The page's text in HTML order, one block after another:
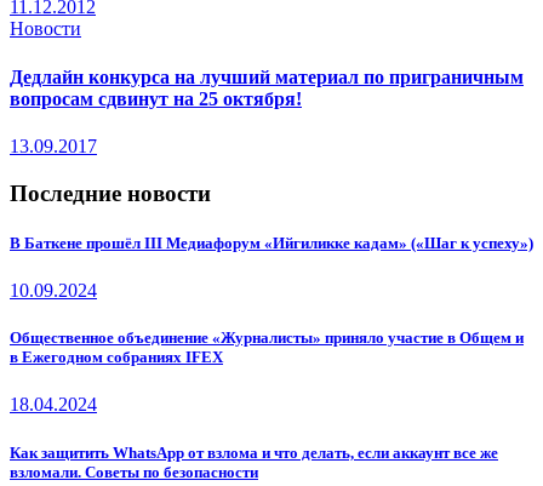
11.12.2012
Новости
Дедлайн конкурса на лучший материал по приграничным
вопросам сдвинут на 25 октября!
13.09.2017
Последние новости
В Баткене прошёл III Медиафорум «Ийгиликке кадам» («Шаг к успеху»)
10.09.2024
Общественное объединение «Журналисты» приняло участие в Общем и
в Ежегодном собраниях IFEX
18.04.2024
Как защитить WhatsApp от взлома и что делать, если аккаунт все же
взломали. Советы по безопасности